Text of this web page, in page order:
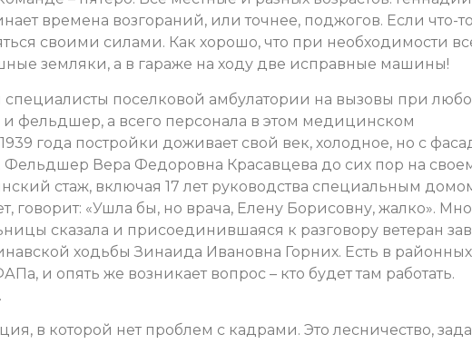
времена возгораний, или точнее, поджогов. Если что-то
своими силами. Как хорошо, что при необходимости
земляки, а в гараже на ходу две исправные машины!
поселковой амбулатории на вызовы при
и фельдшер, а всего персонала в этом медицинском
года постройки доживает свой век, холодное, но с
Фельдшер Вера Федоровна Красавцева до сих пор на
стаж, включая 17 лет руководства специальным
говорит: «Ушла бы, но врача, Елену Борисовну, жалко».
сказала и присоединившаяся к разговору ветеран
ходьбы Зинаида Ивановна Горних. Есть в районных
и опять же возникает вопрос – кто будет там работать.
в которой нет проблем с кадрами. Это лесничество,